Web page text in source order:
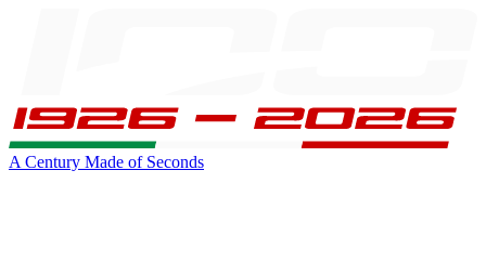
A Century Made of Seconds